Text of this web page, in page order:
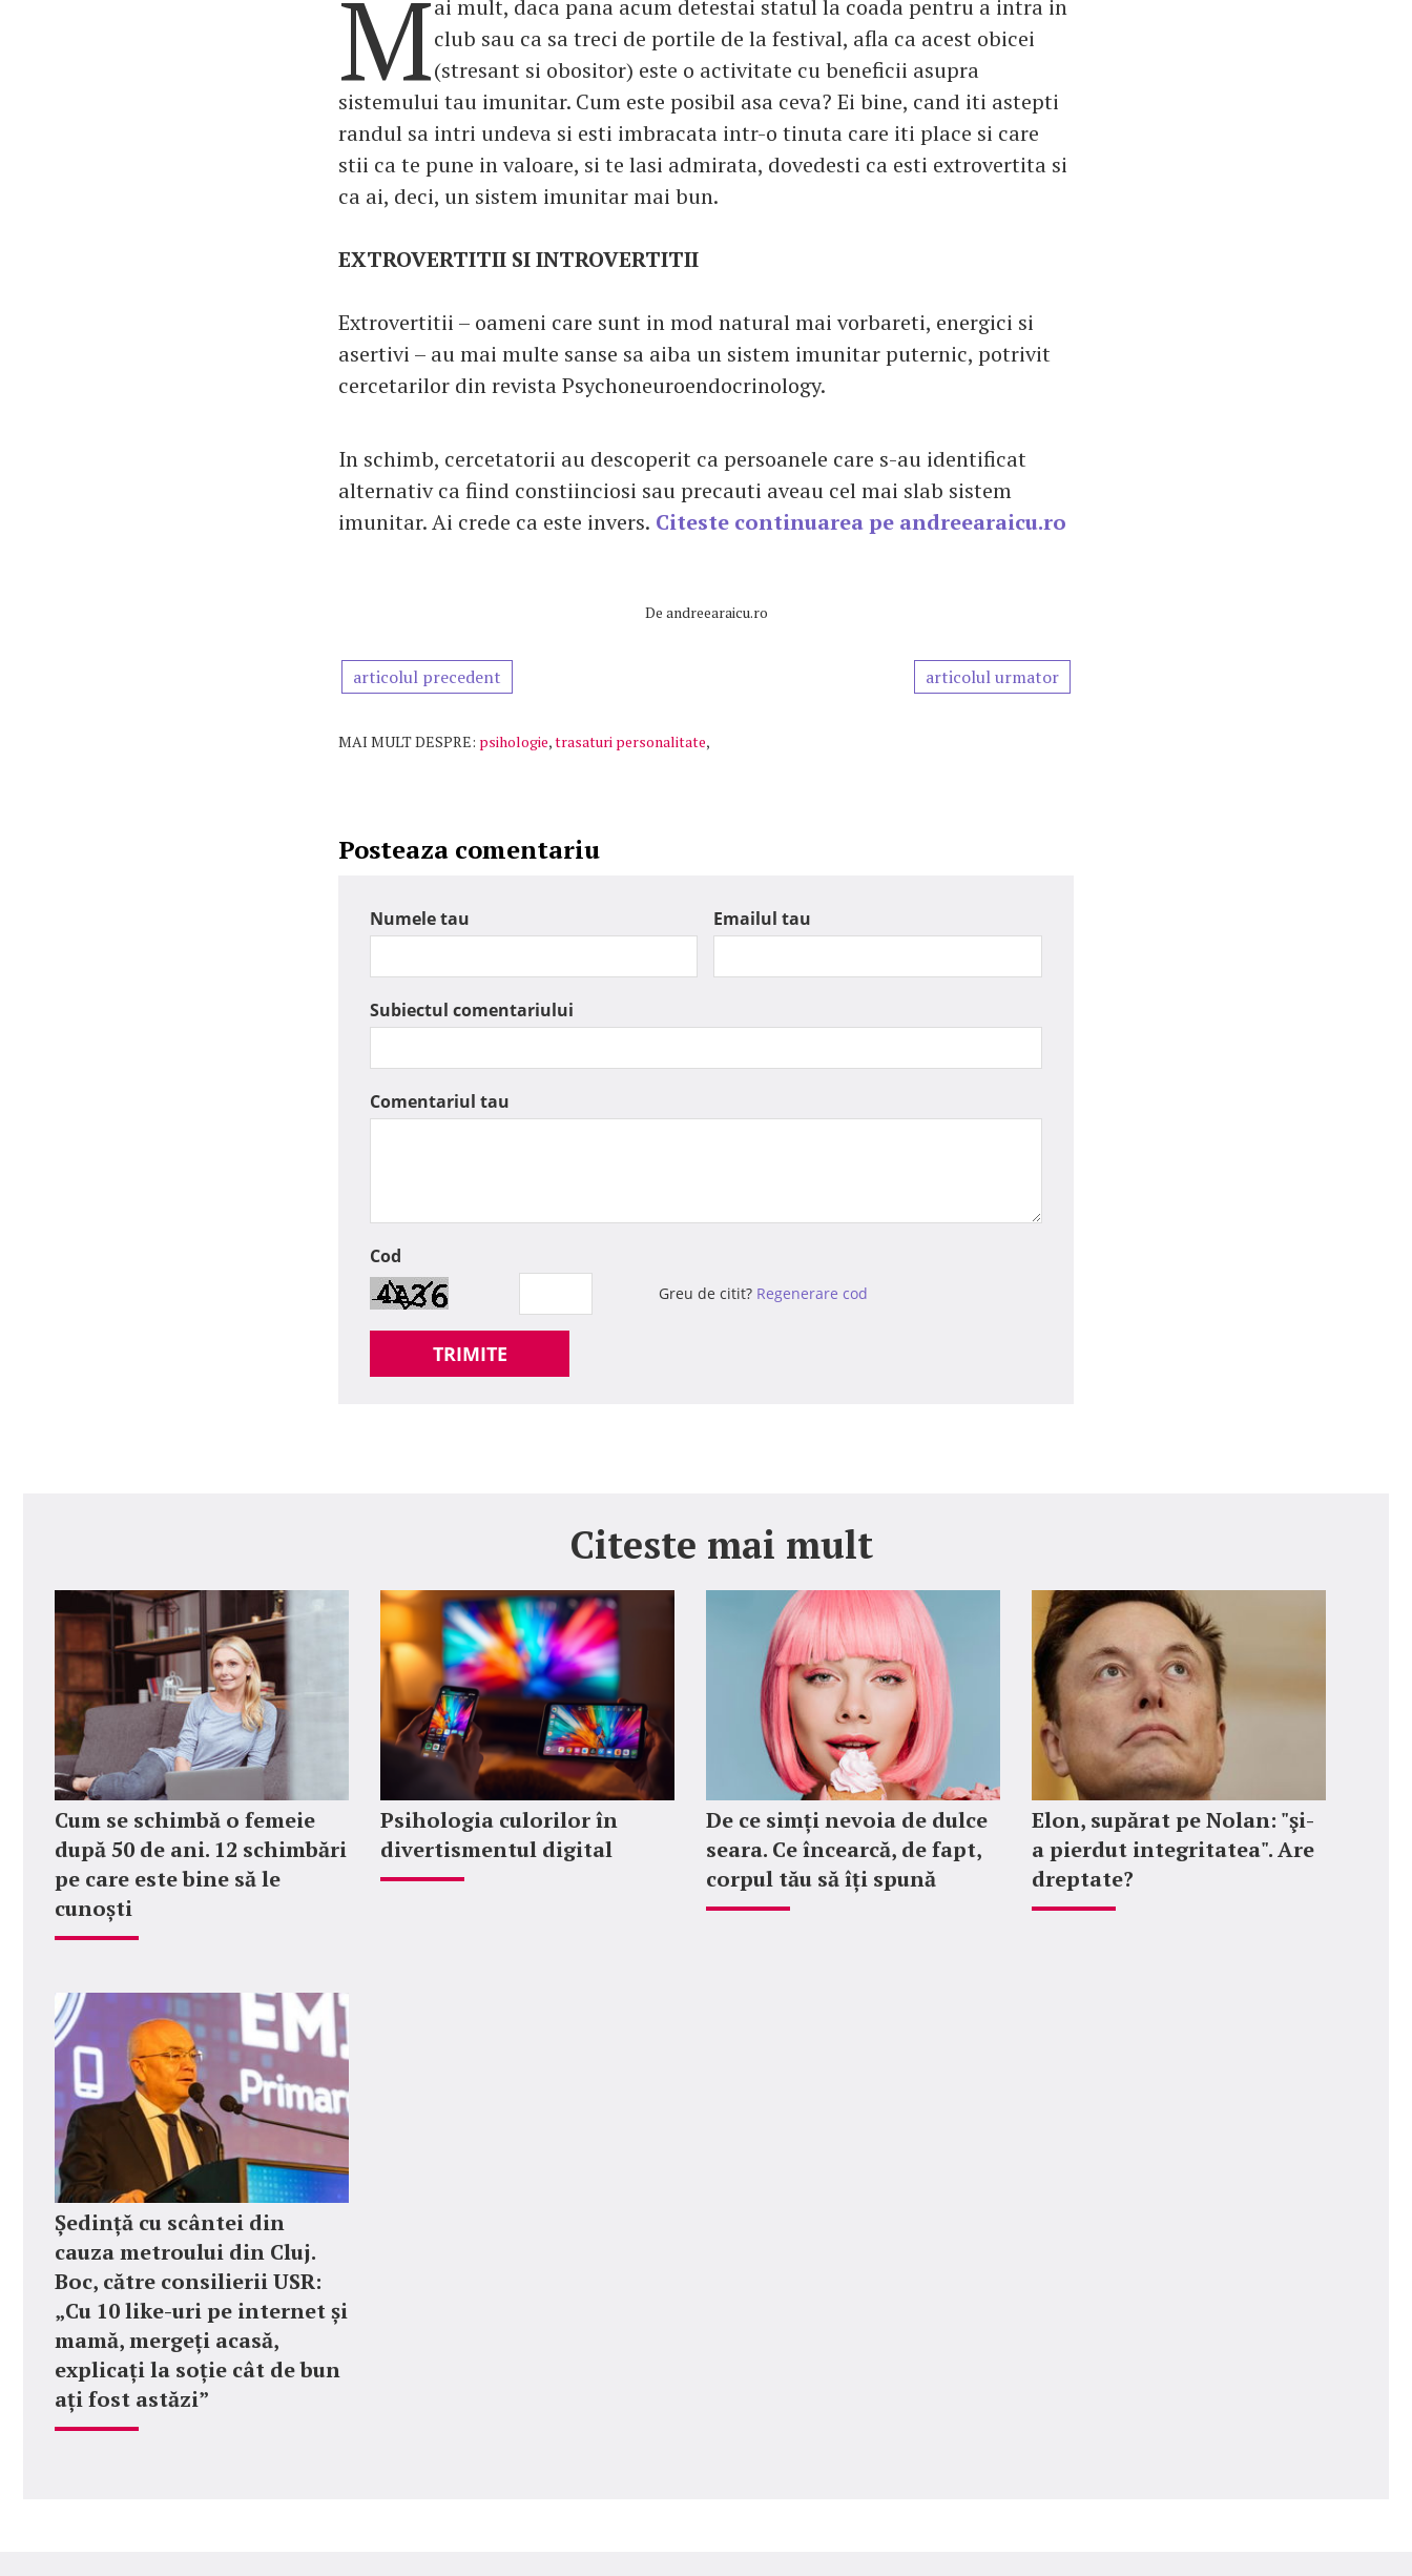
Mai mult, daca pana acum detestai statul la coada pentru a intra in
club sau ca sa treci de portile de la festival, afla ca acest obicei
(stresant si obositor) este o activitate cu beneficii asupra
sistemului tau imunitar. Cum este posibil asa ceva? Ei bine, cand iti astepti
randul sa intri undeva si esti imbracata intr-o tinuta care iti place si care
stii ca te pune in valoare, si te lasi admirata, dovedesti ca esti extrovertita si
ca ai, deci, un sistem imunitar mai bun.
EXTROVERTITII SI INTROVERTITII
Extrovertitii – oameni care sunt in mod natural mai vorbareti, energici si
asertivi – au mai multe sanse sa aiba un sistem imunitar puternic, potrivit
cercetarilor din revista Psychoneuroendocrinology.
In schimb, cercetatorii au descoperit ca persoanele care s-au identificat
alternativ ca fiind constiinciosi sau precauti aveau cel mai slab sistem
imunitar. Ai crede ca este invers. Citeste continuarea pe andreearaicu.ro
De andreearaicu.ro
articolul precedent articolul urmator
MAI MULT DESPRE: psihologie,trasaturi personalitate,
Posteaza comentariu
Numele tau Emailul tau
Subiectul comentariului
Comentariul tau
Cod
Greu de citit? Regenerare cod
TRIMITE
Citeste mai mult
Cum se schimbă o femeie
după 50 de ani. 12 schimbări
pe care este bine să le
cunoști
Psihologia culorilor în
divertismentul digital
De ce simți nevoia de dulce
seara. Ce încearcă, de fapt,
corpul tău să îți spună
Elon, supărat pe Nolan: "şi-
a pierdut integritatea". Are
dreptate?
Ședință cu scântei din
cauza metroului din Cluj.
Boc, către consilierii USR:
„Cu 10 like-uri pe internet și
mamă, mergeți acasă,
explicați la soție cât de bun
ați fost astăzi”